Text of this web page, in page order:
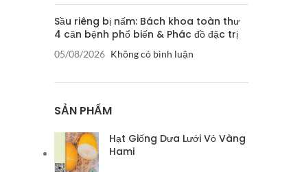
Sầu riêng bị nấm: Bách khoa toàn thư
4 căn bệnh phổ biến & Phác đồ đặc trị
05/08/2026 Không có bình luận
SẢN PHẨM
Hạt Giống Dưa Lưới Vỏ Vàng
Hami